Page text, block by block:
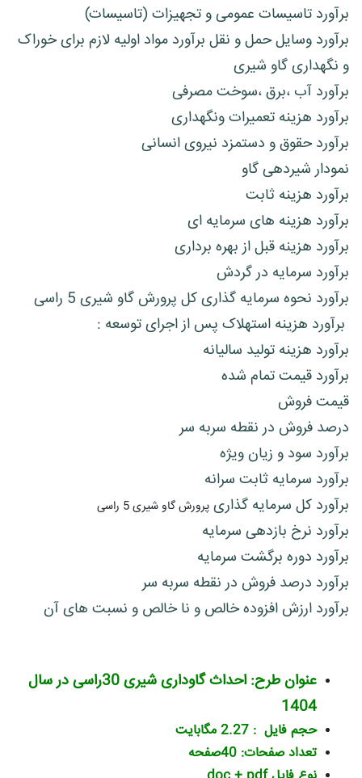
برآورد تاسیسات عمومی و تجهیزات (تاسیسات)
برآورد وسایل حمل و نقل برآورد مواد اولیه لازم برای خوراک
و نگهداری گاو شیری
برآورد آب ،برق ،سوخت مصرفی
برآورد هزینه تعمیرات ونگهداری
برآورد حقوق و دستمزد نیروی انسانی
نمودار شیردهی گاو
برآورد هزینه ثابت
برآورد هزینه های سرمایه ای
برآورد هزینه قبل از بهره برداری
برآورد سرمایه در گردش
برآورد نحوه سرمایه گذاری کل پرورش گاو شیری 5 راسی
برآورد هزینه استهلاک پس از اجرای توسعه :
برآورد هزینه تولید سالیانه
برآورد قیمت تمام شده
قیمت فروش
درصد فروش در نقطه سربه سر
برآورد سود و زیان ویژه
برآورد سرمایه ثابت سرانه
برآورد کل سرمایه گذاری پرورش گاو شیری 5 راسی
برآورد نرخ بازدهی سرمایه
برآورد دوره برگشت سرمایه
برآورد درصد فروش در نقطه سربه سر
برآورد ارزش افزوده خالص و نا خالص و نسبت های آن
عنوان طرح: احداث گاوداری شیری 30راسی در سال
1404
حجم فایل : 2.27 مگابایت
تعداد صفحات: 40صفحه